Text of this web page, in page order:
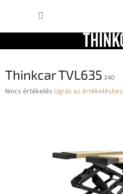
tartalomhoz
Thinkcar TVL635 340
A
Nincs értékelés Ugrás az értékeléshez